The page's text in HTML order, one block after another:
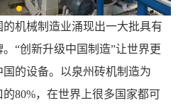
机械制造业涌现出一大批具有
“创新升级中国制造”让世界更
的设备。以泉州砖机制造为
80%，在世界上很多国家都可